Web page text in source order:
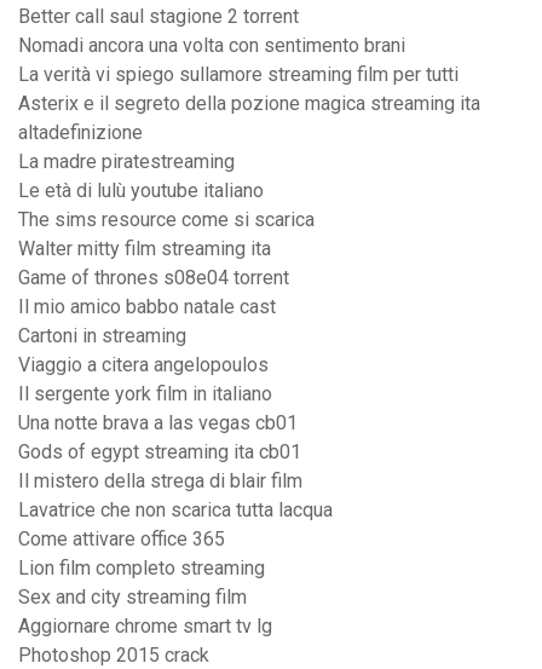
Better call saul stagione 2 torrent
Nomadi ancora una volta con sentimento brani
La verità vi spiego sullamore streaming film per tutti
Asterix e il segreto della pozione magica streaming ita
altadefinizione
La madre piratestreaming
Le età di lulù youtube italiano
The sims resource come si scarica
Walter mitty film streaming ita
Game of thrones s08e04 torrent
Il mio amico babbo natale cast
Cartoni in streaming
Viaggio a citera angelopoulos
Il sergente york film in italiano
Una notte brava a las vegas cb01
Gods of egypt streaming ita cb01
Il mistero della strega di blair film
Lavatrice che non scarica tutta lacqua
Come attivare office 365
Lion film completo streaming
Sex and city streaming film
Aggiornare chrome smart tv lg
Photoshop 2015 crack